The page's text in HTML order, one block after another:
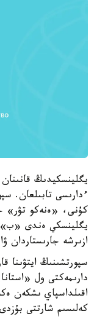
يگلينسكيدىڭ
كۇنى، «ەنەكو تۋر»
يگلينسكي ەندى «ب»
ازىرشە جارىستاردان
سپورتشىنىڭ ايتۋىنا
دارىمەكتى ول
اقىلداسپاي ىشكەن
كەلىسىم شارتتى